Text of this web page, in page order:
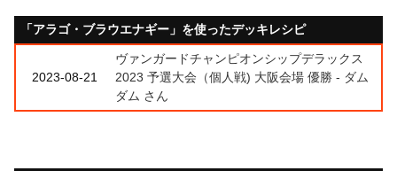
「アラゴ・ブラウエナギー」を使ったデッキレシピ
2023-08-21
ヴァンガードチャンピオンシップデラックス
2023 予選大会（個人戦) 大阪会場 優勝 - ダム
ダム さん